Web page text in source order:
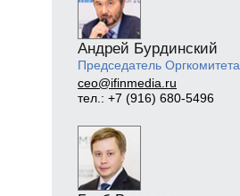
Андрей Бурдинский
Председатель Оргкомитета
ceo@ifinmedia.ru
тел.: +7 (916) 680-5496